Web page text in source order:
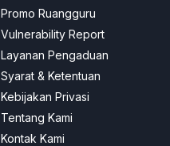
Promo Ruangguru
Vulnerability Report
Layanan Pengaduan
Syarat & Ketentuan
Kebijakan Privasi
Tentang Kami
Kontak Kami